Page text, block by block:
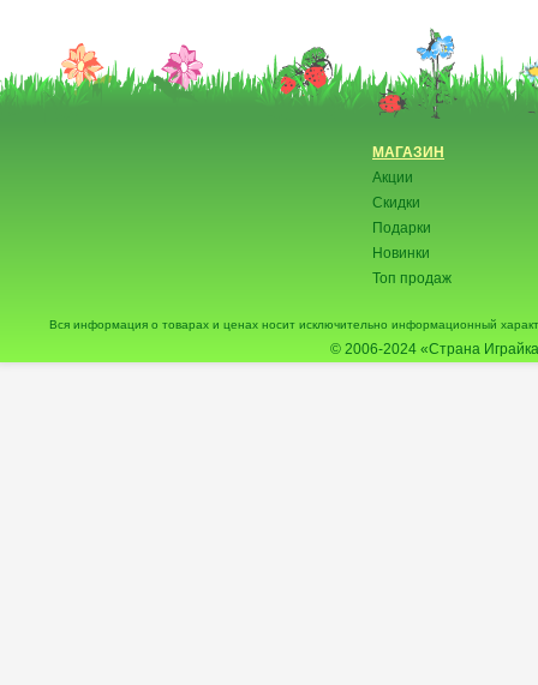
МАГАЗИН
Акции
Скидки
Подарки
Новинки
Топ продаж
Вся информация о товарах и ценах носит исключительно информационный
© 2006-2024 «Страна